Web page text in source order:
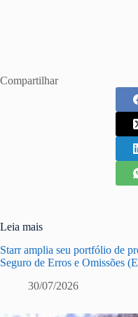
Compartilhar
Leia mais
Starr amplia seu portfólio de
Seguro de Erros e Omissões
30/07/2026